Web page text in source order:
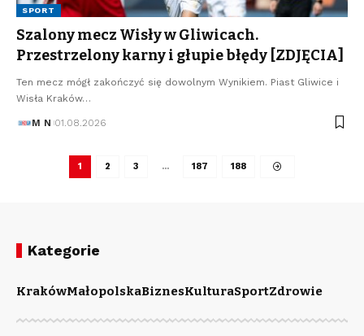
SPORT
Szalony mecz Wisły w Gliwicach.
Przestrzelony karny i głupie błędy [ZDJĘCIA]
Ten mecz mógł zakończyć się dowolnym Wynikiem. Piast Gliwice i
Wisła Kraków…
M N 01.08.2026
1 2 3 … 187 188
Kategorie
KrakówMałopolskaBiznesKulturaSportZdrowie